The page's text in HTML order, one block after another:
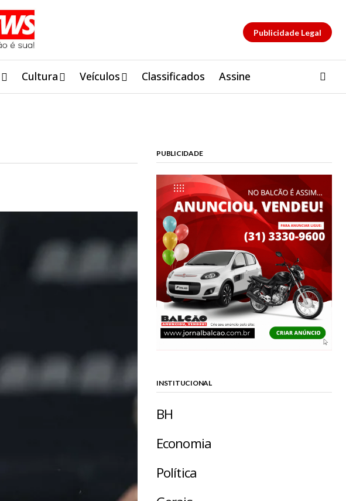
Publicidade Legal
Cultura Veículos Classificados Assine
PUBLICIDADE
INSTITUCIONAL
BH
Economia
Política